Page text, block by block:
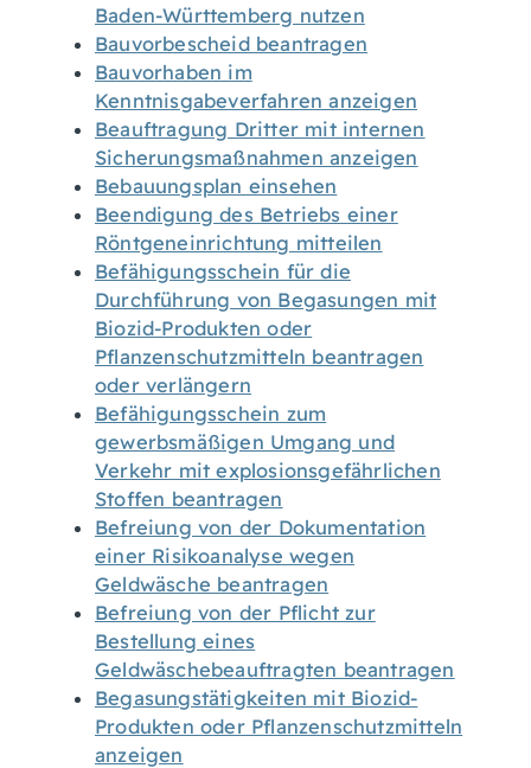
Baden-Württemberg nutzen
Bauvorbescheid beantragen
Bauvorhaben im
Kenntnisgabeverfahren anzeigen
Beauftragung Dritter mit internen
Sicherungsmaßnahmen anzeigen
Bebauungsplan einsehen
Beendigung des Betriebs einer
Röntgeneinrichtung mitteilen
Befähigungsschein für die
Durchführung von Begasungen mit
Biozid-Produkten oder
Pflanzenschutzmitteln beantragen
oder verlängern
Befähigungsschein zum
gewerbsmäßigen Umgang und
Verkehr mit explosionsgefährlichen
Stoffen beantragen
Befreiung von der Dokumentation
einer Risikoanalyse wegen
Geldwäsche beantragen
Befreiung von der Pflicht zur
Bestellung eines
Geldwäschebeauftragten beantragen
Begasungstätigkeiten mit Biozid-
Produkten oder Pflanzenschutzmitteln
anzeigen